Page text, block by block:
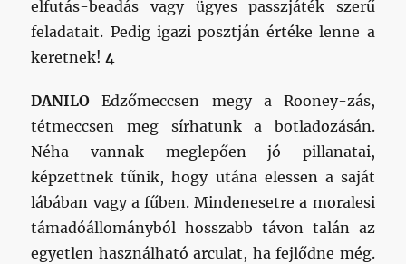
elfutás-beadás vagy ügyes passzjáték szerű
feladatait. Pedig igazi posztján értéke lenne a
keretnek!4
DANILO Edzőmeccsen megy a Rooney-zás,
tétmeccsen meg sírhatunk a botladozásán.
Néha vannak meglepően jó pillanatai,
képzettnek tűnik, hogy utána elessen a saját
lábában vagy a fűben. Mindenesetre a moralesi
támadóállományból hosszabb távon talán az
egyetlen használható arculat, ha fejlődne még.